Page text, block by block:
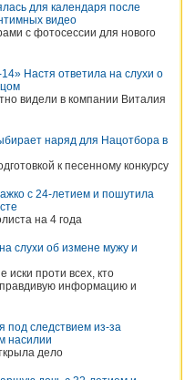
для календаря после
видео
с фотосессии для нового
Настя ответила на слухи о
видели в компании Виталия
наряд для Нацотбора в
к песенному конкурсу
с 24-летием и пошутила
на 4 года
слухи об измене мужу и
иски проти всех, кто
информацию и
под следствием из-за
насилии
дело